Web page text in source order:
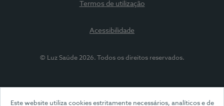
Este website utiliza cookies estritamente necessários, analíticos e de
Termos de utilização
Acessibilidade
© Luz Saúde 2026. Todos os direitos reservados.